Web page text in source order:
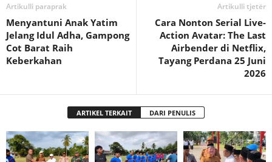
Artikulli paraprak
Menyantuni Anak Yatim
Jelang Idul Adha, Gampong
Cot Barat Raih
Keberkahan
Artikulli tjetër
Cara Nonton Serial Live-
Action Avatar: The Last
Airbender di Netflix,
Tayang Perdana 25 Juni
2026
ARTIKEL TERKAIT DARI PENULIS